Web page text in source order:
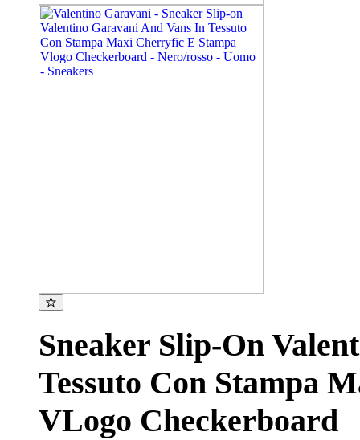
Sneaker Slip-On
Tessuto Con Stampa
VLogo Checkerboard